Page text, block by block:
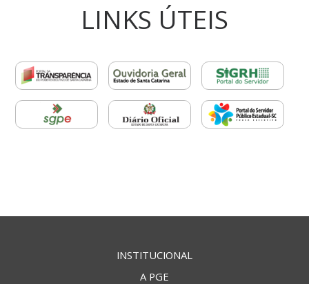
LINKS ÚTEIS
INSTITUCIONAL
A PGE